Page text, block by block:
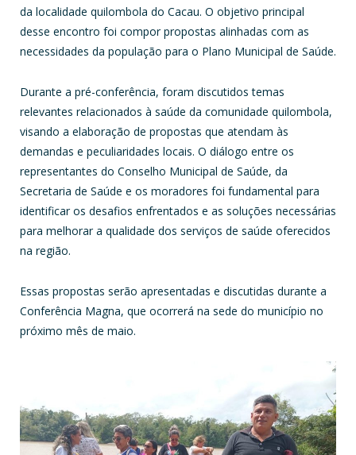
da localidade quilombola do Cacau. O objetivo principal
desse encontro foi compor propostas alinhadas com as
necessidades da população para o Plano Municipal de Saúde.
Durante a pré-conferência, foram discutidos temas
relevantes relacionados à saúde da comunidade quilombola,
visando a elaboração de propostas que atendam às
demandas e peculiaridades locais. O diálogo entre os
representantes do Conselho Municipal de Saúde, da
Secretaria de Saúde e os moradores foi fundamental para
identificar os desafios enfrentados e as soluções necessárias
para melhorar a qualidade dos serviços de saúde oferecidos
na região.
Essas propostas serão apresentadas e discutidas durante a
Conferência Magna, que ocorrerá na sede do município no
próximo mês de maio.